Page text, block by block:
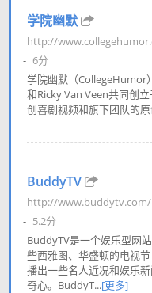
学院幽默
http://
6分
学院幽默（CollegeHumor
和Ricky Van Veen共同创
创喜剧视频和旗下团队的
BuddyTV
http://www.buddytv.com/
5.2分
BuddyTV是一个娱乐型网
些西雅图、华盛顿的电视
播出一些名人近况和娱乐
奇心。BuddyT...[更多]